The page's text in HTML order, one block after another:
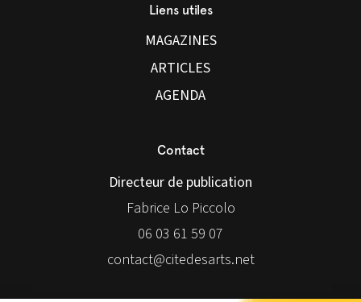
Liens utiles
MAGAZINES
ARTICLES
AGENDA
Contact
Directeur de publication
Fabrice Lo Piccolo
06 03 61 59 07
contact@citedesarts.net